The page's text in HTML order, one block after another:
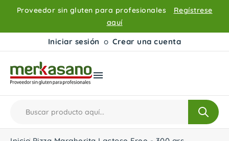
Proveedor sin gluten para profesionales
Regístrese
aquí
Iniciar sesión o Crear una cuenta
